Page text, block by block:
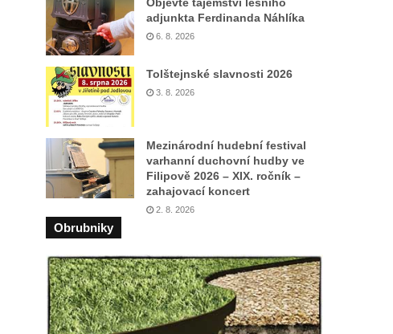
adjunkta Ferdinanda Náhlíka
6. 8. 2026
Tolštejnské slavnosti 2026
3. 8. 2026
Mezinárodní hudební festival
varhanní duchovní hudby ve
Filipově 2026 – XIX. ročník –
zahajovací koncert
2. 8. 2026
Obrubniky